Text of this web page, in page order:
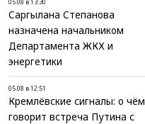
Саргылана Степанова
назначена начальником
Департамента ЖКХ и
энергетики
05.08 в 12:51
Кремлёвские сигналы: о чём
говорит встреча Путина с